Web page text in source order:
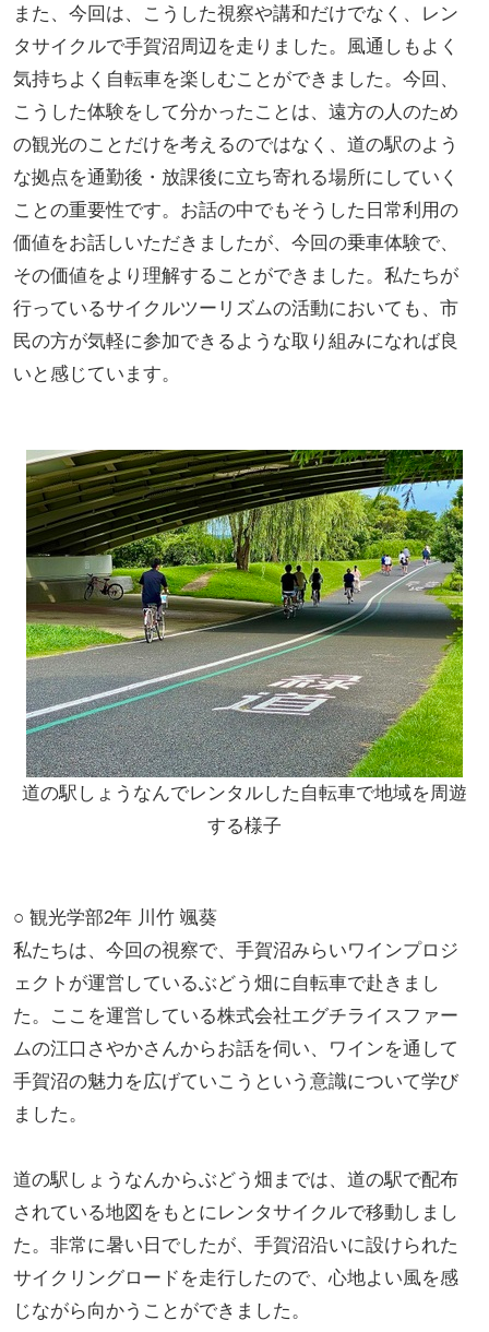
また、今回は、こうした視察や講和だけでなく、レン
タサイクルで手賀沼周辺を走りました。風通しもよく
気持ちよく自転車を楽しむことができました。今回、
こうした体験をして分かったことは、遠方の人のため
の観光のことだけを考えるのではなく、道の駅のよう
な拠点を通勤後・放課後に立ち寄れる場所にしていく
ことの重要性です。お話の中でもそうした日常利用の
価値をお話しいただきましたが、今回の乗車体験で、
その価値をより理解することができました。私たちが
行っているサイクルツーリズムの活動においても、市
民の方が気軽に参加できるような取り組みになれば良
いと感じています。
道の駅しょうなんでレンタルした自転車で地域を周遊
する様子
○ 観光学部2年 川竹 颯葵
私たちは、今回の視察で、手賀沼みらいワインプロジ
ェクトが運営しているぶどう畑に自転車で赴きまし
た。ここを運営している株式会社エグチライスファー
ムの江口さやかさんからお話を伺い、ワインを通して
手賀沼の魅力を広げていこうという意識について学び
ました。
道の駅しょうなんからぶどう畑までは、道の駅で配布
されている地図をもとにレンタサイクルで移動しまし
た。非常に暑い日でしたが、手賀沼沿いに設けられた
サイクリングロードを走行したので、心地よい風を感
じながら向かうことができました。